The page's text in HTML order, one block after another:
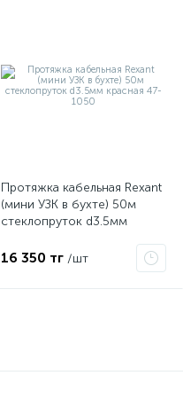
Протяжка кабельная Rexant
(мини УЗК в бухте) 50м
стеклопруток d3.5мм
16 350 тг /шт